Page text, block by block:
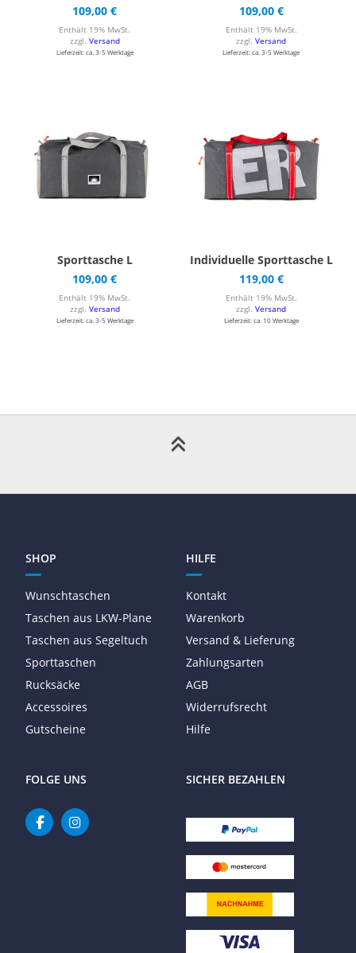
109,00€
Enthält 19% MwSt.
zzgl. Versand
Lieferzeit: ca. 3-5 Werktage
109,00 €
Enthält 19% MwSt.
zzgl.Versand
Lieferzeit: ca. 3-5 Werktage
Sporttasche L
109,00€
Enthält 19% MwSt.
zzgl. Versand
Lieferzeit: ca. 3-5 Werktage
Individuelle Sporttasche L
119,00 €
Enthält 19% MwSt.
zzgl.Versand
Lieferzeit: ca. 10 Werktage
SHOP
Wunschtaschen
Taschen aus LKW-Plane
Taschen aus Segeltuch
Sporttaschen
Rucksäcke
Accessoires
Gutscheine
HILFE
Kontakt
Warenkorb
Versand & Lieferung
Zahlungsarten
AGB
Widerrufsrecht
Hilfe
FOLGE UNS SICHER BEZAHLEN